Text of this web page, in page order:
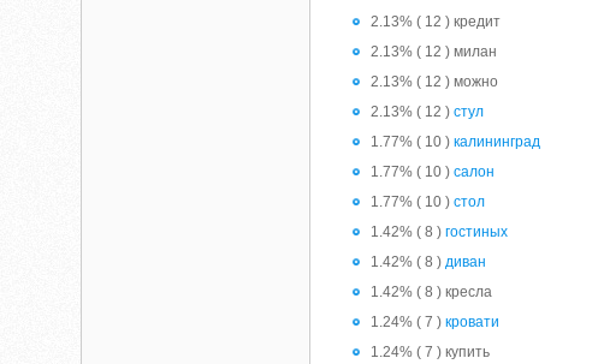
2.13% ( 12 ) кредит
2.13% ( 12 ) милан
2.13% ( 12 ) можно
2.13% ( 12 )стул
1.77% ( 10 )калининград
1.77% ( 10 )салон
1.77% ( 10 )стол
1.42% ( 8 )гостиных
1.42% ( 8 )диван
1.42% ( 8 ) кресла
1.24% ( 7 )кровати
1.24% ( 7 ) купить